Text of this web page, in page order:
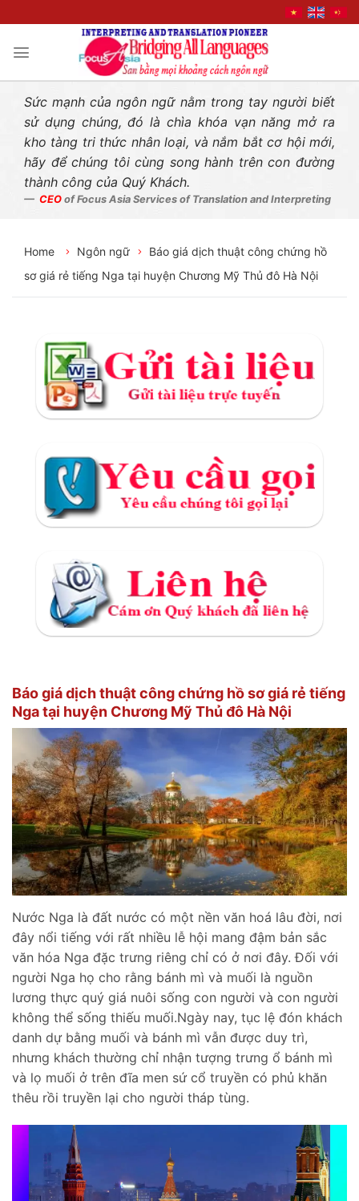
Sức mạnh của ngôn ngữ nằm trong tay người biết
sử dụng chúng, đó là chìa khóa vạn năng mở ra
kho tàng tri thức nhân loại, và nắm bắt cơ hội mới,
hãy để chúng tôi cùng song hành trên con đường
thành công của Quý Khách.
CEO of Focus Asia Services of Translation and Interpreting
Home Ngôn ngữ
Báo giá dịch thuật công chứng hồ
sơ giá rẻ tiếng Nga tại huyện Chương Mỹ Thủ đô Hà Nội
Báo giá dịch thuật công chứng hồ sơ giá rẻ tiếng
Nga tại huyện Chương Mỹ Thủ đô Hà Nội
Nước Nga là đất nước có một nền văn hoá lâu đời, nơi
đây nổi tiếng với rất nhiều lễ hội mang đậm bản sắc
văn hóa Nga đặc trưng riêng chỉ có ở nơi đây. Đối với
người Nga họ cho rằng bánh mì và muối là nguồn
lương thực quý giá nuôi sống con người và con người
không thể sống thiếu muối.Ngày nay, tục lệ đón khách
danh dự bằng muối và bánh mì vẫn được duy trì,
nhưng khách thường chỉ nhận tượng trưng ổ bánh mì
và lọ muối ở trên đĩa men sứ cổ truyền có phủ khăn
thêu rồi truyền lại cho người tháp tùng.